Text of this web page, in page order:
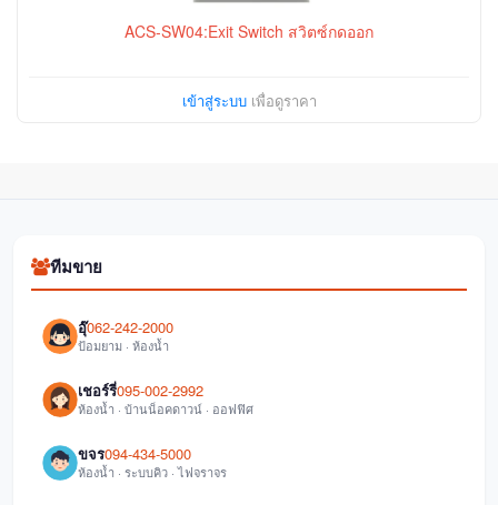
ACS-SW04:Exit Switch สวิตซ์กดออก
เข้าสู่ระบบเพื่อดูราคา
ทีมขาย
อุ๊062-242-2000
ป้อมยาม · ห้องน้ำ
เชอร์รี่095-002-2992
ห้องน้ำ · บ้านน็อคดาวน์ · ออฟฟิศ
ขจร094-434-5000
ห้องน้ำ · ระบบคิว · ไฟจราจร